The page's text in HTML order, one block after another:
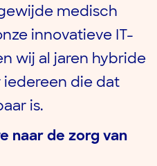
medisch
innovatieve IT-
wij al jaren hybride
iedereen die dat
is.
naar de zorg van